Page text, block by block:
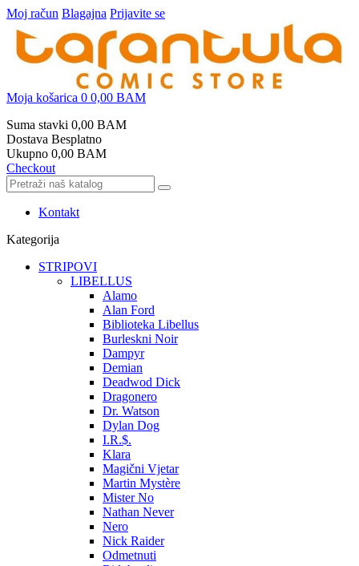
Moj račun Blagajna Prijavite se
Moja košarica 0 0,00 BAM
Suma stavki 0,00 BAM
Dostava Besplatno
Ukupno 0,00 BAM
Checkout
Kontakt
Kategorija
STRIPOVI
LIBELLUS
Alamo
Alan Ford
Biblioteka Libellus
Burleskni Noir
Dampyr
Demian
Deadwod Dick
Dragonero
Dr. Watson
Dylan Dog
I.R.$.
Klara
Magični Vjetar
Martin Mystère
Mister No
Nathan Never
Nero
Nick Raider
Odmetnuti